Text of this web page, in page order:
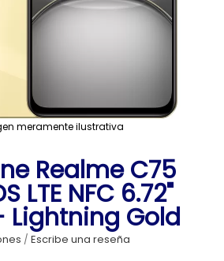
meramente ilustrativa
Realme C75
LTE NFC 6.72"
Lightning Gold
/ Escribe una reseña